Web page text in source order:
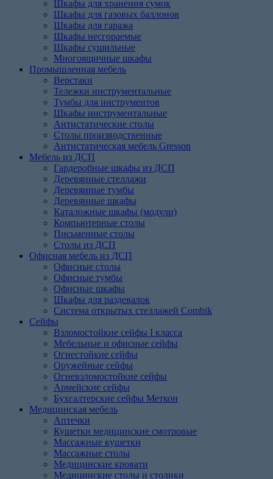
Шкафы для хранения сумок
Шкафы для газовых баллонов
Шкафы для гаража
Шкафы несгораемые
Шкафы сушильные
Многоящичные шкафы
Промышленная мебель
Верстаки
Тележки инструментальные
Тумбы для инструментов
Шкафы инструментальные
Антистатические столы
Столы производственные
Антистатическая мебель Gresson
Мебель из ДСП
Гардеробные шкафы из ДСП
Деревянные стеллажи
Деревянные тумбы
Деревянные шкафы
Каталожные шкафы (модули)
Компьютерные столы
Письменные столы
Столы из ДСП
Офисная мебель из ДСП
Офисные столы
Офисные тумбы
Офисные шкафы
Шкафы для раздевалок
Система открытых стеллажей Combik
Сейфы
Взломостойкие сейфы I класса
Мебельные и офисные сейфы
Огнестойкие сейфы
Оружейные сейфы
Огневзломостойкие сейфы
Армейские сейфы
Бухгалтерские сейфы Меткон
Медицинская мебель
Аптечки
Кушетки медицинские смотровые
Массажные кушетки
Массажные столы
Медицинские кровати
Медицинские столы и столики